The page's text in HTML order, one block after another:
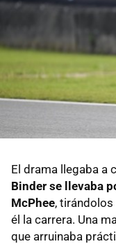
El drama llegaba a
Binder se llevaba
McPhee,
él la carrera. Una
que arruinaba